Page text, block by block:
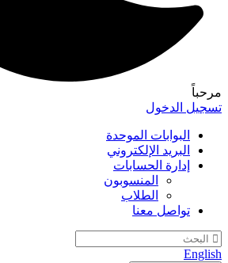
مرحباً
تسجيل الدخول
البوابات الموحدة
البريد الإلكتروني
إدارة الحسابات
المنسوبون
الطلاب
تواصل معنا
English